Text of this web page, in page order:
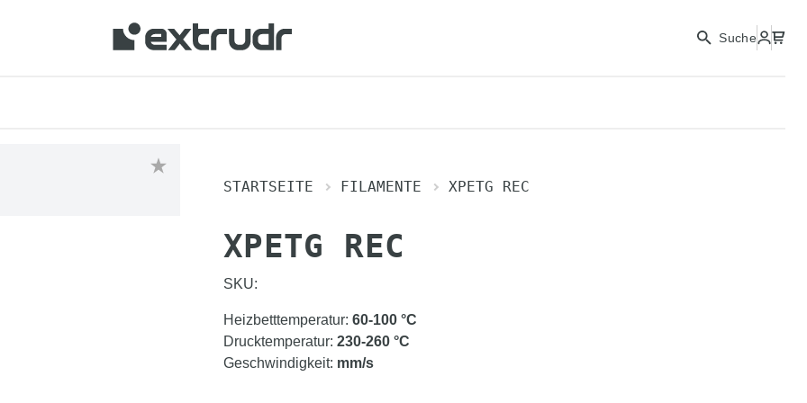
Suche
STARTSEITE FILAMENTE XPETG REC
XPETG REC
SKU:
Heizbetttemperatur: 60-100 °C
Drucktemperatur: 230-260 °C
Geschwindigkeit: mm/s